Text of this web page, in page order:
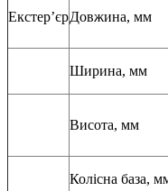
Екстер’єрДовжина, мм
Ширина, мм
Висота, мм
Колісна база,